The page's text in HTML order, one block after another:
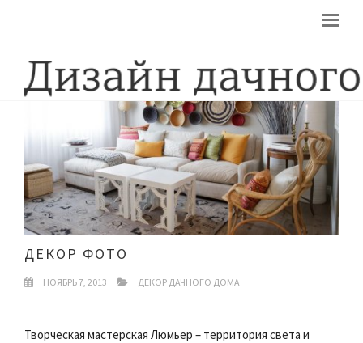
ДЕКОР ФОТО
НОЯБРЬ 7, 2013 ДЕКОР ДАЧНОГО ДОМА
Творческая мастерская Люмьер – территория света и